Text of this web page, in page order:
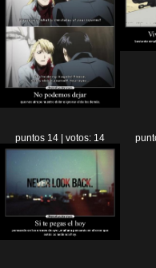
puntos 14 | votos: 14